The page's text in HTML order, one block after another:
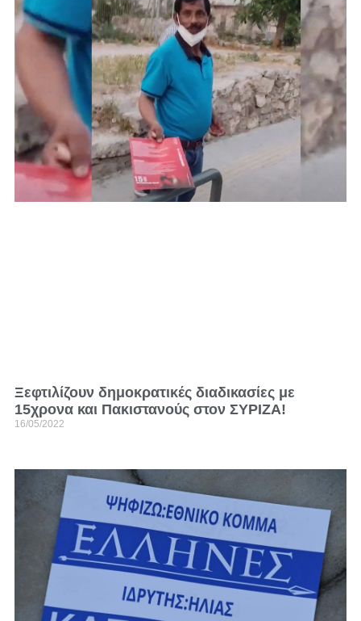
Ξεφτιλίζουν δημοκρατικές διαδικασίες με
15χρονα και Πακιστανούς στον ΣΥΡΙΖΑ!
16/05/2022